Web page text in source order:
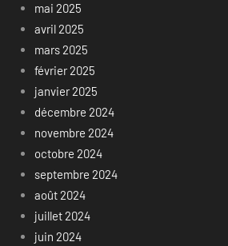
mai 2025
avril 2025
mars 2025
février 2025
janvier 2025
décembre 2024
novembre 2024
octobre 2024
septembre 2024
août 2024
juillet 2024
juin 2024